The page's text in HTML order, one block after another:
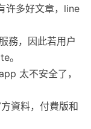
许多好文章，line
務，因此若用户
。
太不安全了，
資料，付費版和